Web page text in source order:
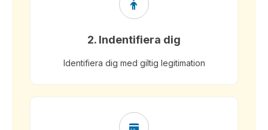
2. Indentifiera dig
Identifiera dig med giltig legitimation